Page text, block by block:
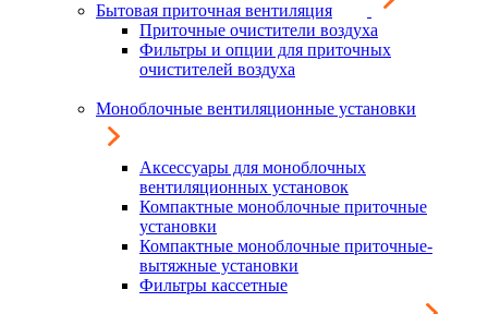
Бытовая приточная вентиляция
Приточные очистители воздуха
Фильтры и опции для приточных
очистителей воздуха
Моноблочные вентиляционные установки
Аксессуары для моноблочных
вентиляционных установок
Компактные моноблочные приточные
установки
Компактные моноблочные приточные-
вытяжные установки
Фильтры кассетные